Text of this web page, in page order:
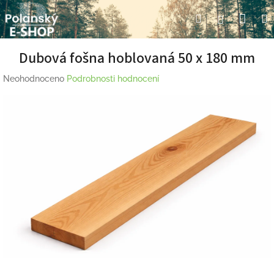
Přejít
na
obsah
HledatPřihlášení
Dubová fošna hoblovaná 50 x 180 mm
Průměrné
Neohodnoceno Podrobnosti hodnocení